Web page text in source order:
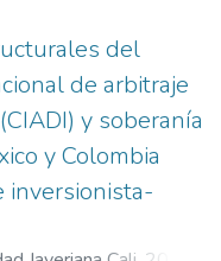
la ejecución física en
el control de
ha dependido de
heredados, bitácoras
que reportan
temporales.
la ineficiente
aumentan la
la confiabilidad de
del
de arbitraje
y soberanía
y Colombia
inversionista-